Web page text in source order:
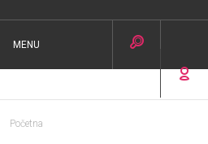
MENU
Početna